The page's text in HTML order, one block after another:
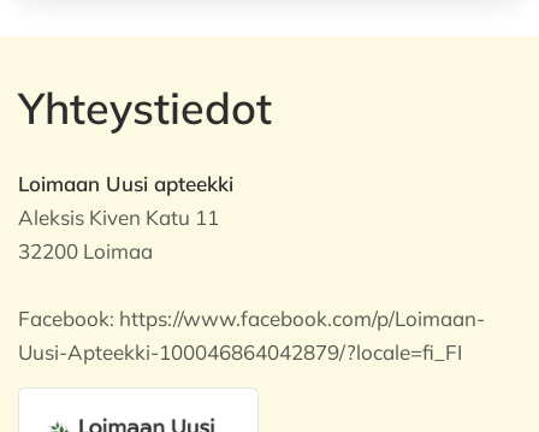
Yhteystiedot
Loimaan Uusi apteekki
Aleksis Kiven Katu 11
32200 Loimaa
Facebook: https://www.facebook.com/p/Loimaan-
Uusi-Apteekki-100046864042879/?locale=fi_FI